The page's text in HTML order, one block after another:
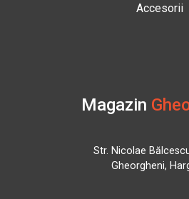
Accesorii
Magazin
Str. Nicolae
Gheorgheni,